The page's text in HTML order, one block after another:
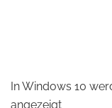
In Windows 10
angezeigt